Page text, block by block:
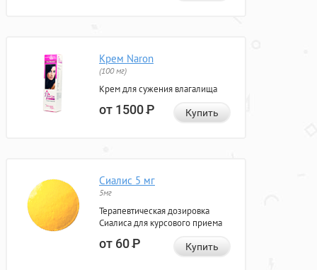
Крем Naron
(100 мг)
Крем для сужения влагалища
от 1500Р Купить
Сиалис 5 мг
5мг
Терапевтическая дозировка
Сиалиса для курсового приема
от 60Р Купить